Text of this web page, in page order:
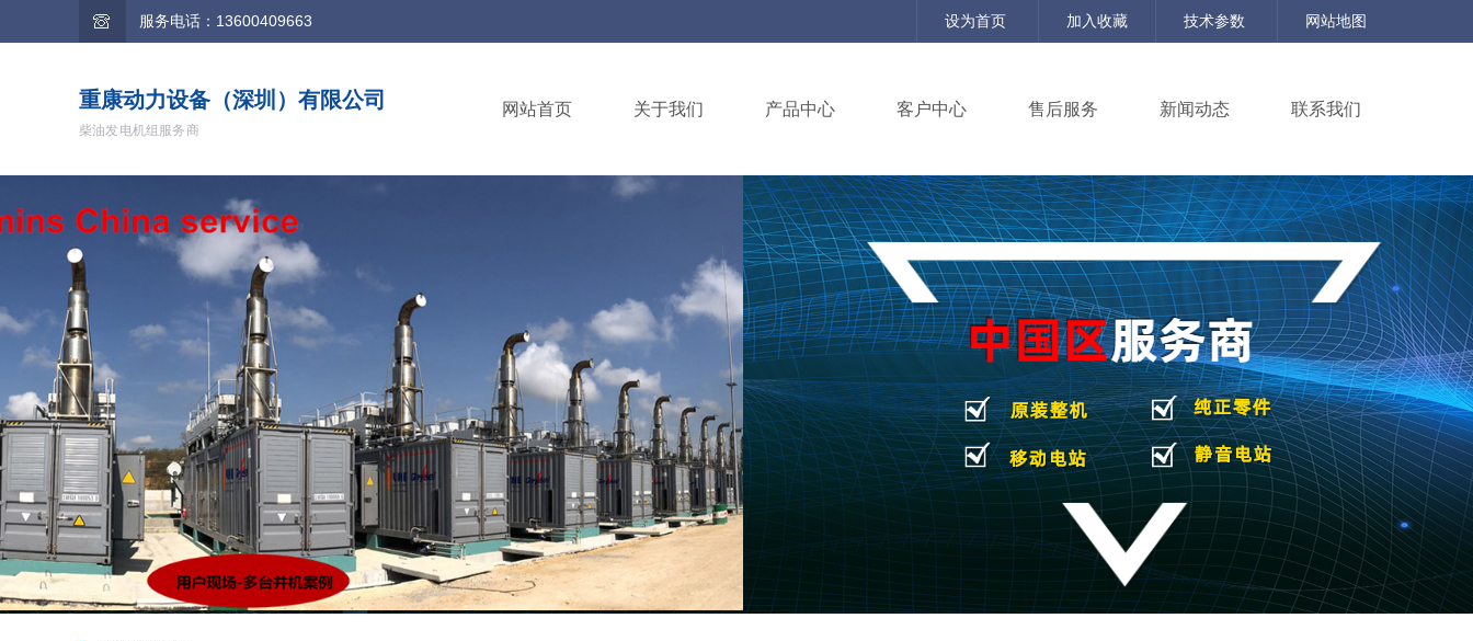
服务电话：13600409663 技术参数 网站地图
设为首页 加入收藏
重康动力设备（深圳）有限公司
柴油发电机组服务商
网站首页 关于我们 产品中心 客户中心 售后服务 新闻动态 联系我们